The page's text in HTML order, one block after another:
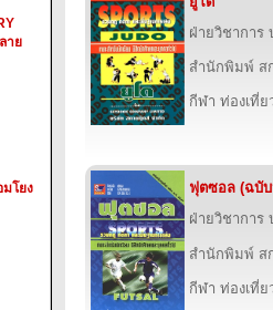
าย
มโยง
ฝ่ายวิชาการ
สำนักพิมพ์ ส
กีฬา ท่องเที่
ฟุตซอล (ฉบับ
ฝ่ายวิชาการ
สำนักพิมพ์ ส
กีฬา ท่องเที่